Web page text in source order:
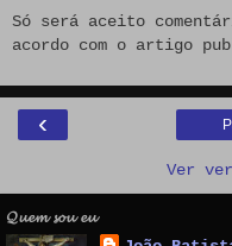
Só será aceito
acordo com o artigo
‹
Ver
𝓠𝓾𝓮𝓶 𝓼𝓸𝓾 𝓮𝓾